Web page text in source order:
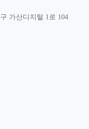
가산디지털 1로 104